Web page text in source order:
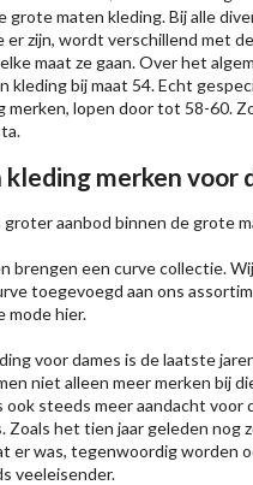
grote maten kleding. Bij alle
er zijn, wordt verschillend met
maat ze gaan. Over het
kleding bij maat 54. Echt
merken, lopen door tot 58-60.
merken voor
aanbod binnen de grote
brengen een curve collectie.
toegevoegd aan ons
modehier.
voor dames is de laatste
niet alleen meer merken bij
ook steeds meer aandacht voor
het tien jaar geleden nog
er was, tegenwoordig worden
veeleisender.